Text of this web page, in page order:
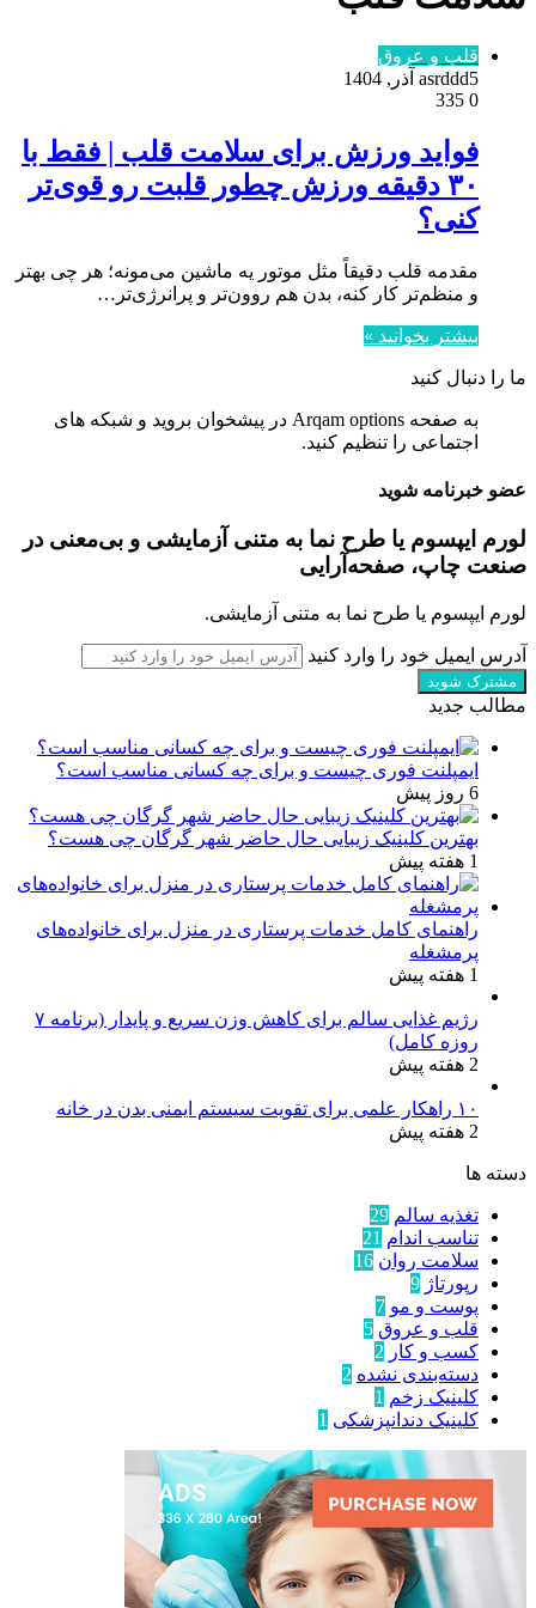
قلب و عروق
asrddd5 آذر, 1404
0
فواید ورزش برای سلامت قلب | فقط با
۳۰ دقیقه ورزش چطور قلبت رو قوی‌تر
کنی؟
مقدمه قلب دقیقاً مثل موتور یه ماشین می‌مونه؛ هر چی بهتر
و منظم‌تر کار کنه، بدن هم روون‌تر و پرانرژی‌تر…
بیشتر بخوانید »
ما را دنبال کنید
به صفحه Arqam options در پیشخوان بروید و شبکه های
اجتماعی را تنظیم کنید.
عضو خبرنامه شوید
لورم ایپسوم یا طرح‌ نما به متنی آزمایشی و بی‌معنی در
صنعت چاپ، صفحه‌آرایی
لورم ایپسوم یا طرح‌ نما به متنی آزمایشی.
آدرس ایمیل خود را وارد کنید
مطالب جدید
ایمپلنت فوری چیست و برای چه کسانی مناسب است؟
6 روز پیش
بهترین کلینیک زیبایی حال حاضر شهر گرگان چی هست؟
1 هفته پیش
راهنمای کامل خدمات پرستاری در منزل برای خانواده‌های
پرمشغله
1 هفته پیش
رژیم غذایی سالم برای کاهش وزن سریع و پایدار (برنامه ۷
روزه کامل)
2 هفته پیش
۱۰ راهکار علمی برای تقویت سیستم ایمنی بدن در خانه
2 هفته پیش
دسته ها
تغذیه سالم 29
تناسب اندام 21
سلامت روان 16
رپورتاژ 9
پوست و مو 7
قلب و عروق 5
کسب و کار 2
دسته‌بندی نشده 2
کلینیک زخم 1
کلینیک دندانپزشکی 1